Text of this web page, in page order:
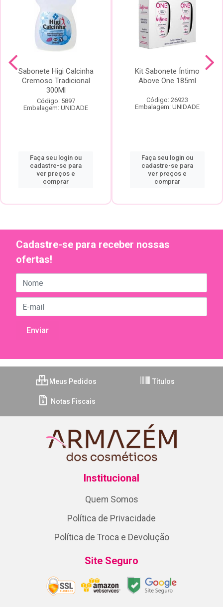
Sabonete Higi Calcinha
Cremoso Tradicional
300Ml
Código: 5897
Embalagem: UNIDADE
Faça seu login ou
cadastre-se para
ver preços e
comprar
Kit Sabonete Íntimo
Above One 185ml
Código: 26923
Embalagem: UNIDADE
Faça seu login ou
cadastre-se para
ver preços e
comprar
Cadastre-se para receber nossas
ofertas!
Meus Pedidos Títulos
Notas Fiscais
Institucional
Quem Somos
Política de Privacidade
Política de Troca e Devolução
Site Seguro